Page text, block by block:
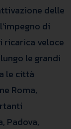
delle
di
ricarica veloce
le grandi
le città
Roma,
Padova,